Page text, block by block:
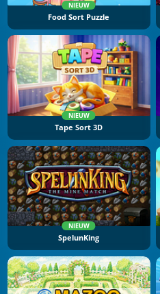
NIEUW
Food Sort Puzzle
NIEUW
Tape Sort 3D
NIEUW
SpelunKing